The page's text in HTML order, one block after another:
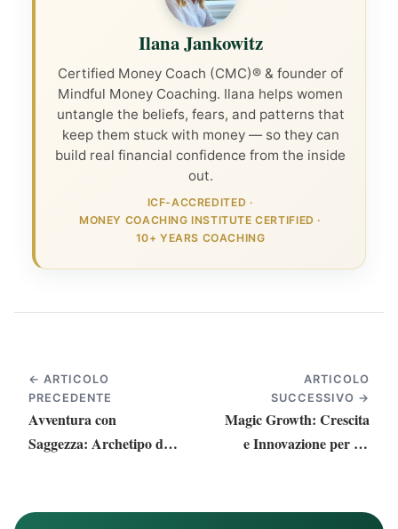
Ilana Jankowitz
Certified Money Coach (CMC)® & founder of
Mindful Money Coaching. Ilana helps women
untangle the beliefs, fears, and patterns that
keep them stuck with money — so they can
build real financial confidence from the inside
out.
ICF-ACCREDITED ·
MONEY COACHING INSTITUTE CERTIFIED ·
10+ YEARS COACHING
← ARTICOLO
PRECEDENTE
Avventura con
Saggezza: Archetipo del
ARTICOLO
SUCCESSIVO →
Magic Growth: Crescita
e Innovazione per un